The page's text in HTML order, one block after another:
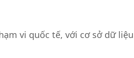
vi quốc tế, với cơ sở dữ liệu